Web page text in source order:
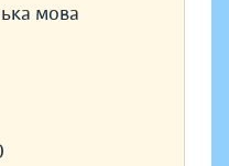
мова